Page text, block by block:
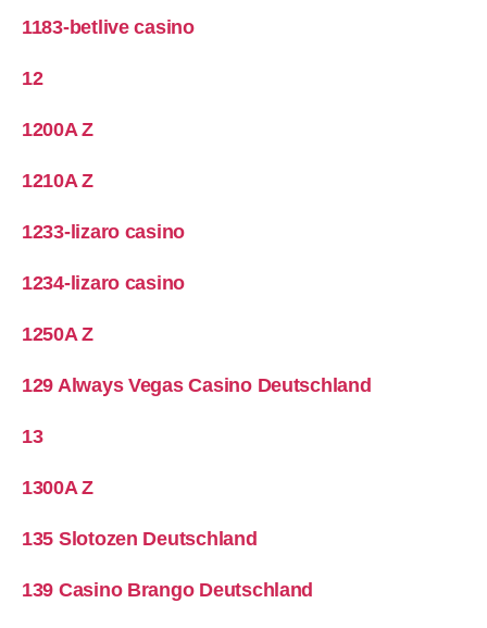
1183-betlive casino
12
1200A Z
1210A Z
1233-lizaro casino
1234-lizaro casino
1250A Z
129 Always Vegas Casino Deutschland
13
1300A Z
135 Slotozen Deutschland
139 Casino Brango Deutschland